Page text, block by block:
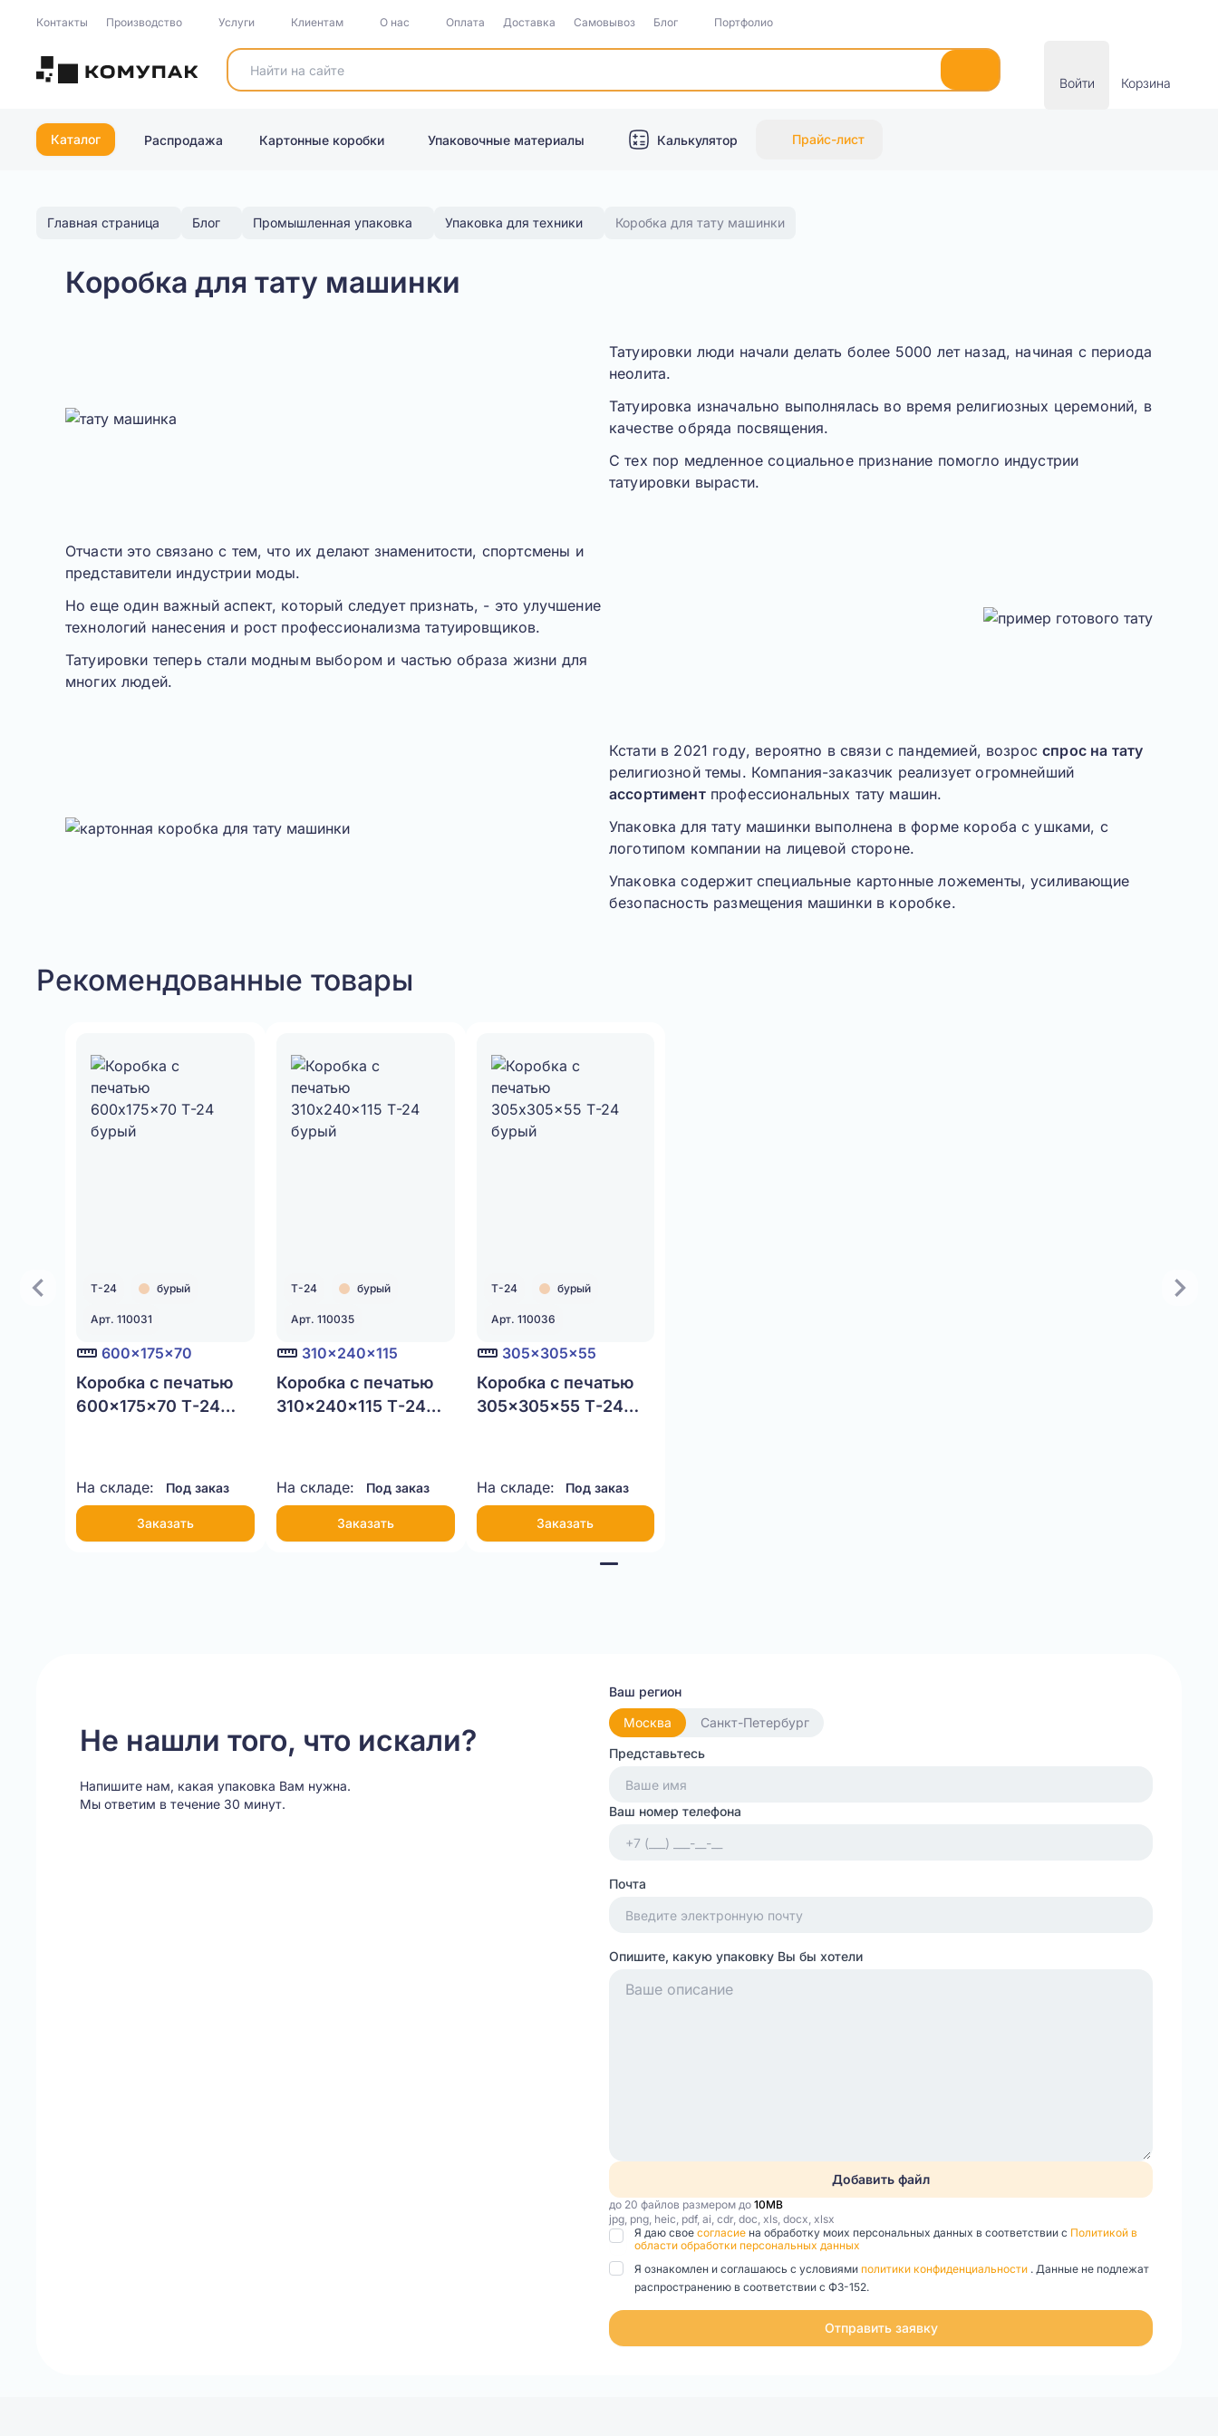
Контакты Производство Услуги Клиентам О нас Оплата Доставка Самовывоз Блог Портфолио
Войти Корзина
Каталог Распродажа Картонные коробки Упаковочные материалы Калькулятор Прайс-лист
Главная страница Блог Промышленная упаковка Упаковка для техники Коробка для тату машинки
Коробка для тату машинки
Татуировки люди начали делать более 5000 лет назад, начиная с периода
неолита.
Татуировка изначально выполнялась во время религиозных церемоний, в
качестве обряда посвящения.
С тех пор медленное социальное признание помогло индустрии
татуировки вырасти.
Отчасти это связано с тем, что их делают знаменитости, спортсмены и
представители индустрии моды.
Но еще один важный аспект, который следует признать, - это улучшение
технологий нанесения и рост профессионализма татуировщиков.
Татуировки теперь стали модным выбором и частью образа жизни для
многих людей.
Кстати в 2021 году, вероятно в связи с пандемией, возросспрос на тату
религиозной темы. Компания-заказчик реализует огромнейший
ассортиментпрофессиональных тату машин.
Упаковка для тату машинки выполнена в форме короба с ушками, с
логотипом компании на лицевой стороне.
Упаковка содержит специальные картонные ложементы, усиливающие
безопасность размещения машинки в коробке.
Рекомендованные товары
Т-24 бурый
Арт. 110031
600x175x70
Коробка с печатью
600x175x70 Т-24
На складе: Под заказ
Заказать
Т-24 бурый
Арт. 110035
310x240x115
Коробка с печатью
310x240x115 Т-24
На складе: Под заказ
Заказать
Т-24 бурый
Арт. 110036
305x305x55
Коробка с печатью
305x305x55 Т-24
На складе: Под заказ
Заказать
Не нашли того, что искали?
Напишите нам, какая упаковка Вам нужна.
Мы ответим в течение 30 минут.
Ваш регион
Москва
Санкт-Петербург
Представьтесь
Ваш номер телефона
Почта
Опишите, какую упаковку Вы бы хотели
Добавить файл
до 20 файлов размером до 10MB
jpg, png, heic, pdf, ai, cdr, doc, xls, docx, xlsx
Я даю свое согласие на обработку моих персональных данных в соответствии с Политикой в
области обработки персональных данных
Я ознакомлен и соглашаюсь с условиями политики конфиденциальности . Данные не подлежат
распространению в соответствии с ФЗ-152.
Отправить заявку